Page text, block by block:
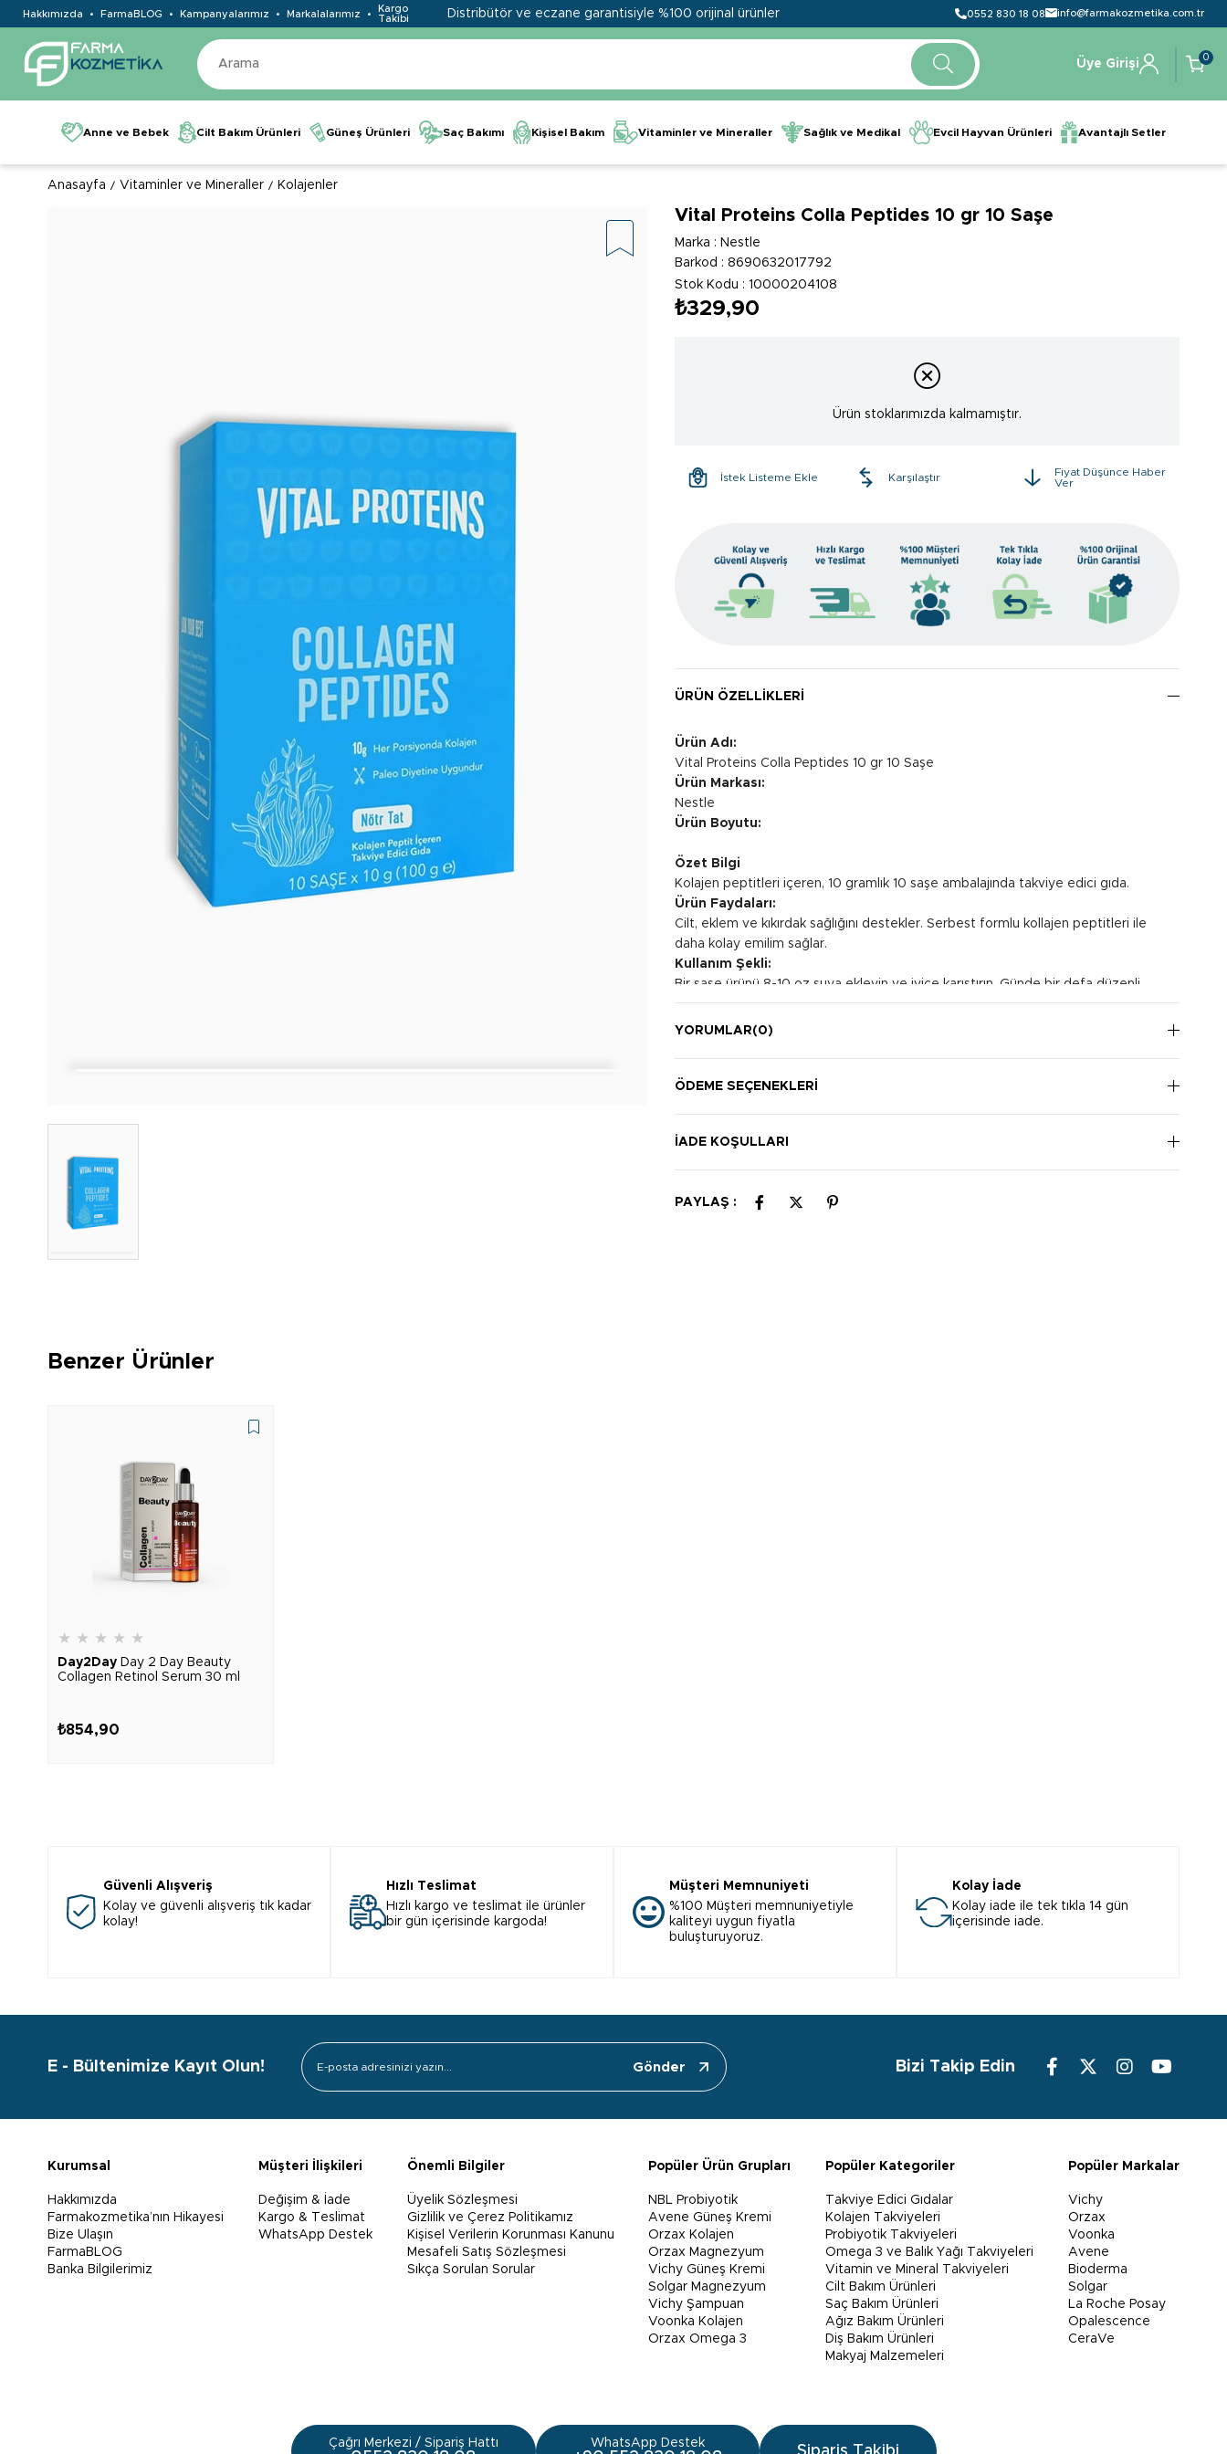
Hakkımızda FarmaBLOG Kampanyalarımız Markalalarımız
Kargo
Takibi
Distribütör ve eczane garantisiyle %100 orijinal ürünler 0552 830 18 08 info@farmakozmetika.com.tr
Üye Girişi
0
Anne ve Bebek Cilt Bakım Ürünleri Güneş Ürünleri Saç Bakımı Kişisel Bakım Vitaminler ve Mineraller Sağlık ve Medikal Evcil Hayvan Ürünleri Avantajlı Setler
Anasayfa Vitaminler ve Mineraller Kolajenler
Vital Proteins Colla Peptides 10 gr 10 Saşe
Marka : Nestle
Barkod : 8690632017792
Stok Kodu
10000204108
₺329,90
Ürün stoklarımızda kalmamıştır.
İstek Listeme Ekle Karşılaştır
Fiyat Düşünce Haber
Ver
ÜRÜN ÖZELLIKLERI
Ürün Adı:
Vital Proteins Colla Peptides 10 gr 10 Saşe
Ürün Markası:
Nestle
Ürün Boyutu:
Özet Bilgi
Kolajen peptitleri içeren, 10 gramlık 10 saşe ambalajında takviye edici gıda.
Ürün Faydaları:
Cilt, eklem ve kıkırdak sağlığını destekler. Serbest formlu kollajen peptitleri ile
daha kolay emilim sağlar.
Kullanım Şekli:
Bir saşe ürünü 8-10 oz suya ekleyin ve iyice karıştırın. Günde bir defa düzenli
olarak kullanın.
YORUMLAR(0)
ÖDEME SEÇENEKLERI
İADE KOŞULLARI
PAYLAŞ :
Benzer Ürünler
★ ★ ★ ★ ★
Day2Day Day 2 Day Beauty
Collagen Retinol Serum 30 ml
₺854,90
Güvenli Alışveriş
Kolay ve güvenli alışveriş tık kadar
kolay!
Hızlı Teslimat
Hızlı kargo ve teslimat ile ürünler
bir gün içerisinde kargoda!
Müşteri Memnuniyeti
%100 Müşteri memnuniyetiyle
kaliteyi uygun fiyatla
buluşturuyoruz.
Kolay İade
Kolay iade ile tek tıkla 14 gün
içerisinde iade.
E - Bültenimize Kayıt Olun! Gönder Bizi Takip Edin
Kurumsal
Hakkımızda
Farmakozmetika’nın Hikayesi
Bize Ulaşın
FarmaBLOG
Banka Bilgilerimiz
Müşteri İlişkileri
Değişim & İade
Kargo & Teslimat
WhatsApp Destek
Önemli Bilgiler
Üyelik Sözleşmesi
Gizlilik ve Çerez Politikamız
Kişisel Verilerin Korunması Kanunu
Mesafeli Satış Sözleşmesi
Sıkça Sorulan Sorular
Popüler Ürün Grupları
NBL Probiyotik
Avene Güneş Kremi
Orzax Kolajen
Orzax Magnezyum
Vichy Güneş Kremi
Solgar Magnezyum
Vichy Şampuan
Voonka Kolajen
Orzax Omega 3
Popüler Kategoriler
Takviye Edici Gıdalar
Kolajen Takviyeleri
Probiyotik Takviyeleri
Omega 3 ve Balık Yağı Takviyeleri
Vitamin ve Mineral Takviyeleri
Cilt Bakım Ürünleri
Saç Bakım Ürünleri
Ağız Bakım Ürünleri
Diş Bakım Ürünleri
Makyaj Malzemeleri
Popüler Markalar
Vichy
Orzax
Voonka
Avene
Bioderma
Solgar
La Roche Posay
Opalescence
CeraVe
Çağrı Merkezi / Sipariş Hattı WhatsApp Destek